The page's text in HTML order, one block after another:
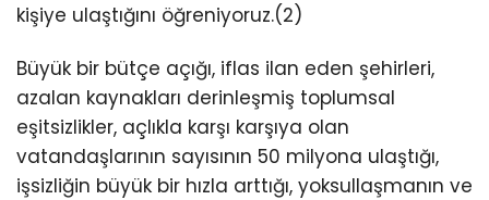
kişiye ulaştığını öğreniyoruz.(2)
Büyük bir bütçe açığı, iflas ilan eden şehirleri,
azalan kaynakları derinleşmiş toplumsal
eşitsizlikler, açlıkla karşı karşıya olan
vatandaşlarının sayısının 50 milyona ulaştığı,
işsizliğin büyük bir hızla arttığı, yoksullaşmanın ve